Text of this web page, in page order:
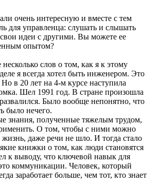
очень интересную и вместе с тем
для управленца: слушать и слышать
идеи с другими. Вы можете ее
опытом?
слов о том, как я к этому
я всегда хотел быть инженером. Это
в 20 лет на 4-м курсе наступила
Шел 1991 год. В стране произошла
Было вообще непонятно, что
было нечего.
знания, полученные тяжелым трудом,
О том, чтобы с ними можно
жизнь, даже речи не шло. И тогда стало
книжки о том, как люди становятся
к выводу, что ключевой навык для
коммуникации. Человек, который
заработает больше, чем тот, кто знает